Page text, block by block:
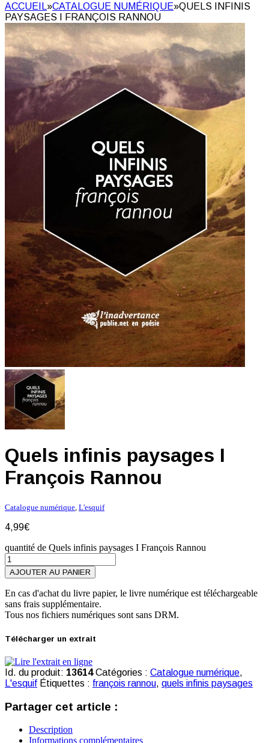
ACCUEIL»CATALOGUE NUMÉRIQUE»QUELS INFINIS
PAYSAGES I FRANÇOIS RANNOU
Quels infinis paysages I
François Rannou
Catalogue numérique, L'esquif
4,99€
quantité de Quels infinis paysages I François Rannou
AJOUTER AU PANIER
En cas d'achat du livre papier, le livre numérique est téléchargeable
sans frais supplémentaire.
Tous nos fichiers numériques sont sans DRM.
Télécharger un extrait
Id. du produit: 13614 Catégories : Catalogue numérique,
L'esquif Étiquettes : françois rannou, quels infinis paysages
Partager cet article :
Description
Informations complémentaires